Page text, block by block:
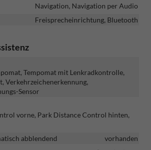
Navigation, Navigation per Audio
Freisprecheinrichtung, Bluetooth
Tempomat mit Lenkradkontrolle,
Verkehrzeichenerkennung,
Sensor
vorne, Park Distance Control hinten,
abblendend
vorhanden